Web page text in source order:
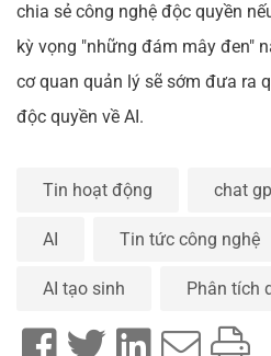
chia sẻ công nghệ độc quyền
kỳ vọng "những đám mây đen"
cơ quan quản lý sẽ sớm đưa ra
độc quyền về AI.
Tin hoạt động chat
AI Tin tức công nghệ
AI tạo sinh Phân tích